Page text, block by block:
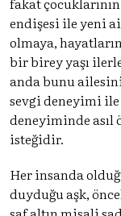
endişesi ile yeni
olmaya,
bir birey yaşı
anda bunu
sevgi deneyimi
deneyiminde asıl
isteğidir.
Her insanda
duyduğu aşk,